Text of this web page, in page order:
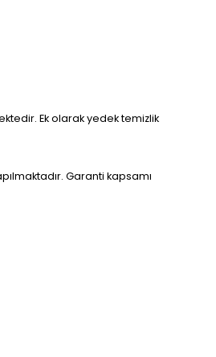
Ek olarak yedek temizlik
Garanti kapsamı